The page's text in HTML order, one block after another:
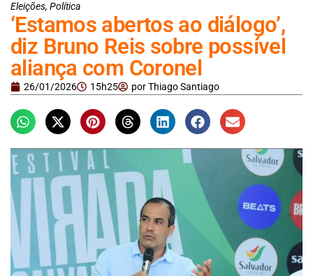
Eleições, Política
‘Estamos abertos ao diálogo’,
diz Bruno Reis sobre possível
aliança com Coronel
26/01/2026 15h25 porThiago Santiago